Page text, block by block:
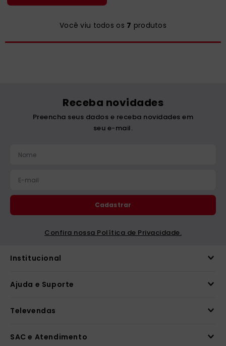
Você viu todos os 7 produtos
Receba novidades
Preencha seus dados e receba novidades em
seu e-mail.
Confira nossa Política de Privacidade.
Cadastrar
Institucional
Ajuda e Suporte
Televendas
SAC e Atendimento